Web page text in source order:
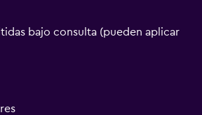
bajo consulta (pueden aplicar